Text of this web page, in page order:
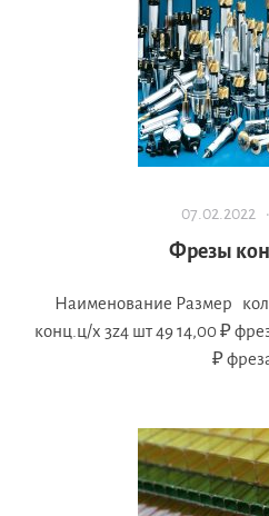
07.02.2022
Фрезы
Наименование Размер
конц.ц/х 3z4 шт 49 14,00 ₽
₽